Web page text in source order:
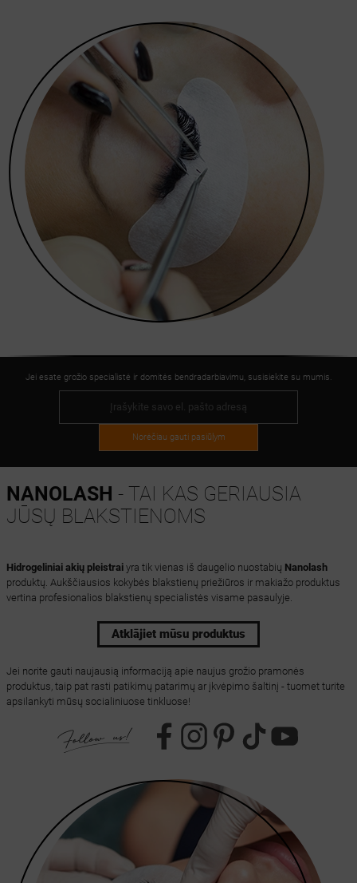
Jei esate grožio specialistė ir domitės bendradarbiavimu, susisiekite su mumis.
Norėčiau gauti pasiūlym
NANOLASH - TAI KAS GERIAUSIA
JŪSŲ BLAKSTIENOMS
Hidrogeliniai akių pleistraiyra tik vienas iš daugelio nuostabių Nanolash
produktų. Aukščiausios kokybės blakstienų priežiūros ir makiažo produktus
vertina profesionalios blakstienų specialistės visame pasaulyje.
Atklājiet mūsu produktus
Jei norite gauti naujausią informaciją apie naujus grožio pramonės
produktus, taip pat rasti patikimų patarimų ar įkvėpimo šaltinį - tuomet turite
apsilankyti mūsų socialiniuose tinkluose!